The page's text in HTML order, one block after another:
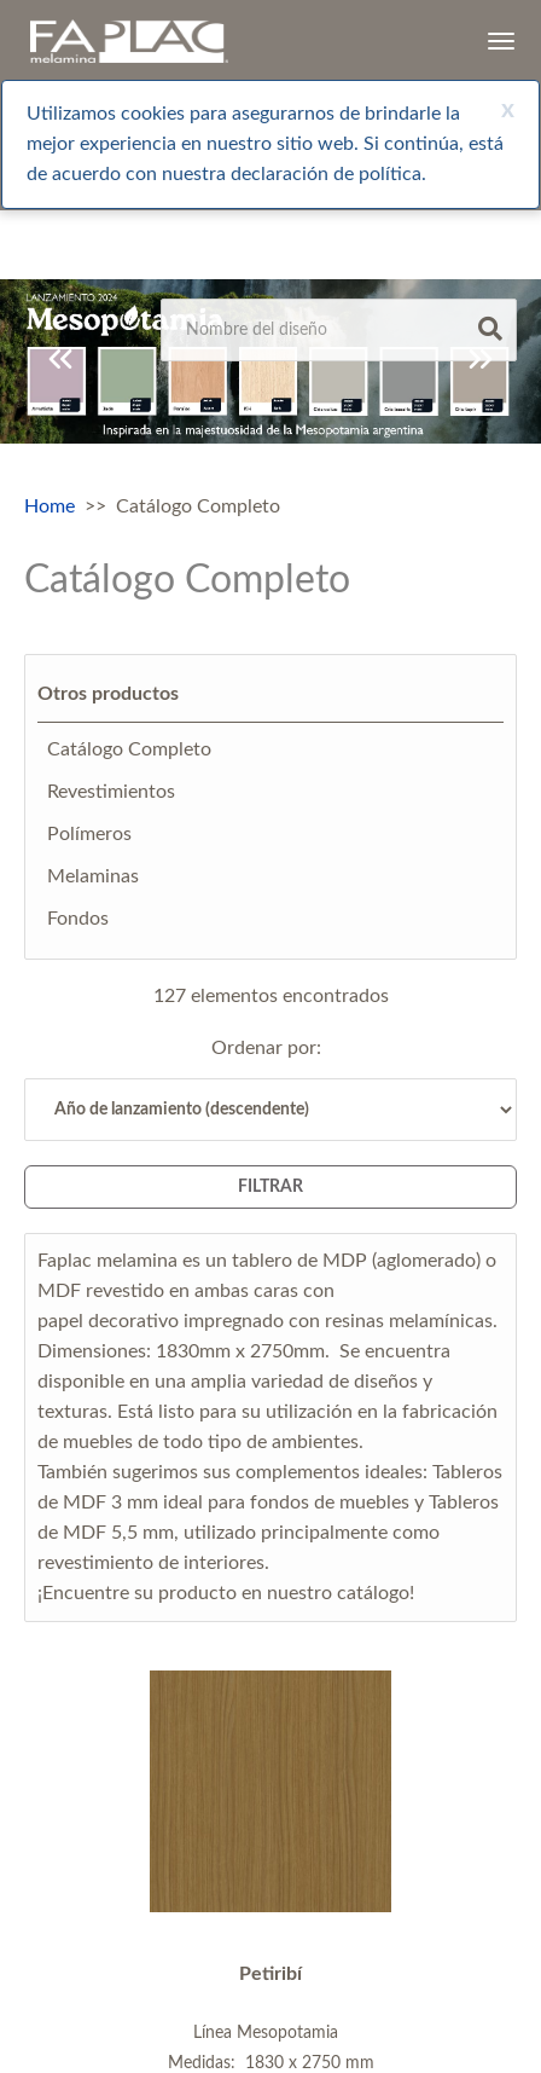
x
Utilizamos cookies para asegurarnos de brindarle la
mejor experiencia en nuestro sitio web. Si continúa, está
de acuerdo con nuestra declaración de política.
Home Catálogo Completo
Catálogo Completo
Otros productos
Catálogo Completo
Revestimientos
Polímeros
Melaminas
Fondos
127 elementos encontrados
Ordenar por:
FILTRAR
Faplac melamina es un tablero de MDP (aglomerado) o
MDF revestido en ambas caras con
papel decorativo impregnado con resinas melamínicas.
Dimensiones: 1830mm x 2750mm. Se encuentra
disponible en una amplia variedad de diseños y
texturas. Está listo para su utilización en la fabricación
de muebles de todo tipo de ambientes.
También sugerimos sus complementos ideales: Tableros
de MDF 3 mm ideal para fondos de muebles y Tableros
de MDF 5,5 mm, utilizado principalmente como
revestimiento de interiores.
¡Encuentre su producto en nuestro catálogo!
Petiribí
Línea Mesopotamia
Medidas: 1830 x 2750 mm